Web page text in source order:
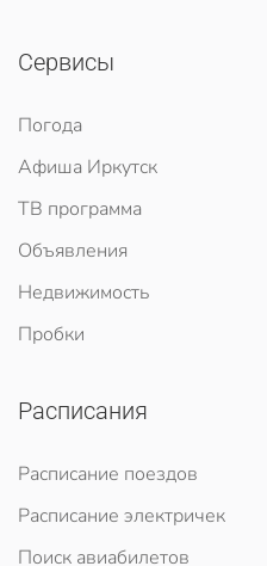
Сервисы
Погода
Афиша Иркутск
ТВ программа
Объявления
Недвижимость
Пробки
Расписания
Расписание поездов
Расписание электричек
Поиск авиабилетов